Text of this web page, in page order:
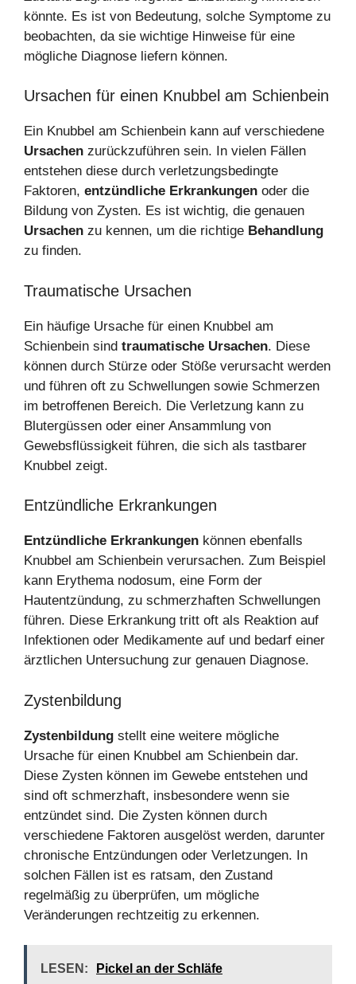
könnte. Es ist von Bedeutung, solche Symptome zu
beobachten, da sie wichtige Hinweise für eine
mögliche Diagnose liefern können.
Ursachen für einen Knubbel am Schienbein
Ein Knubbel am Schienbein kann auf verschiedene
Ursachen zurückzuführen sein. In vielen Fällen
entstehen diese durch verletzungsbedingte
Faktoren, entzündliche Erkrankungen oder die
Bildung von Zysten. Es ist wichtig, die genauen
Ursachen zu kennen, um die richtige Behandlung
zu finden.
Traumatische Ursachen
Ein häufige Ursache für einen Knubbel am
Schienbein sind traumatische Ursachen. Diese
können durch Stürze oder Stöße verursacht werden
und führen oft zu Schwellungen sowie Schmerzen
im betroffenen Bereich. Die Verletzung kann zu
Blutergüssen oder einer Ansammlung von
Gewebsflüssigkeit führen, die sich als tastbarer
Knubbel zeigt.
Entzündliche Erkrankungen
Entzündliche Erkrankungen können ebenfalls
Knubbel am Schienbein verursachen. Zum Beispiel
kann Erythema nodosum, eine Form der
Hautentzündung, zu schmerzhaften Schwellungen
führen. Diese Erkrankung tritt oft als Reaktion auf
Infektionen oder Medikamente auf und bedarf einer
ärztlichen Untersuchung zur genauen Diagnose.
Zystenbildung
Zystenbildung stellt eine weitere mögliche
Ursache für einen Knubbel am Schienbein dar.
Diese Zysten können im Gewebe entstehen und
sind oft schmerzhaft, insbesondere wenn sie
entzündet sind. Die Zysten können durch
verschiedene Faktoren ausgelöst werden, darunter
chronische Entzündungen oder Verletzungen. In
solchen Fällen ist es ratsam, den Zustand
regelmäßig zu überprüfen, um mögliche
Veränderungen rechtzeitig zu erkennen.
LESEN: Pickel an der Schläfe